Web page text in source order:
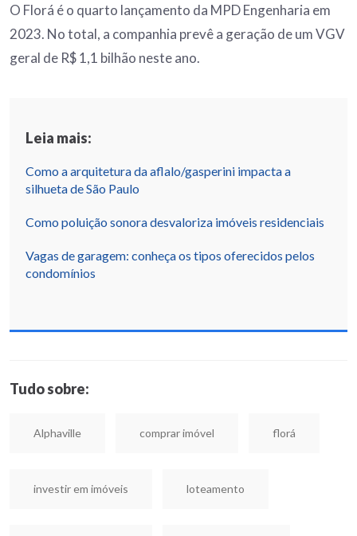
O Florá é o quarto lançamento da MPD Engenharia em
2023. No total, a companhia prevê a geração de um VGV
geral de R$ 1,1 bilhão neste ano.
Leia mais:
Como a arquitetura da aflalo/gasperini impacta a
silhueta de São Paulo
Como poluição sonora desvaloriza imóveis residenciais
Vagas de garagem: conheça os tipos oferecidos pelos
condomínios
Tudo sobre:
Alphaville comprar imóvel florá
investir em imóveis loteamento